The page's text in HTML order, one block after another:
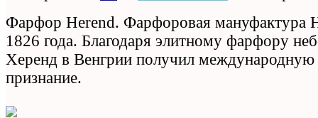
Фарфор Herend. Фарфоровая мануфактура
1826 года. Благодаря элитному фарфору
Херенд в Венгрии получил международную
признание.